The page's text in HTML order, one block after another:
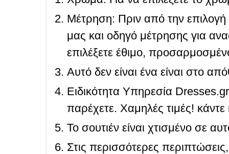
Μέτρηση: Πριν από την
μας και οδηγό μέτρησης για
επιλέξετε έθιμο,
Αυτό δεν είναι ένα είναι στο
Ειδικότητα Υπηρεσία
παρέχετε. Χαμηλές τιμές! κάντε
Το σουτιέν είναι χτισμένο σε
Στις περισσότερες